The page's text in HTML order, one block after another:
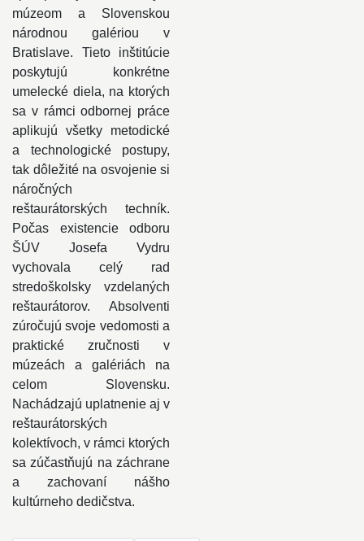
múzeom a Slovenskou
národnou galériou v
Bratislave. Tieto inštitúcie
poskytujú konkrétne
umelecké diela, na ktorých
sa v rámci odbornej práce
aplikujú všetky metodické
a technologické postupy,
tak dôležité na osvojenie si
náročných
reštaurátorských techník.
Počas existencie odboru
ŠÚV Josefa Vydru
vychovala celý rad
stredoškolsky vzdelaných
reštaurátorov. Absolventi
zúročujú svoje vedomosti a
praktické zručnosti v
múzeách a galériách na
celom Slovensku.
Nachádzajú uplatnenie aj v
reštaurátorských
kolektívoch, v rámci ktorých
sa zúčastňujú na záchrane
a zachovaní nášho
kultúrneho dedičstva.